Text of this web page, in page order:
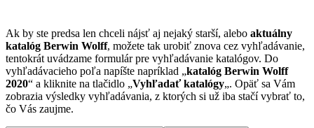
Ak by ste predsa len chceli nájsť aj nejaký starší, alebo aktuálny
katalóg Berwin Wolff, možete tak urobiť znova cez vyhľadávanie,
tentokrát uvádzame formulár pre vyhľadávanie katalógov. Do
vyhľadávacieho poľa napíšte napríklad „katalóg Berwin Wolff
2020“ a kliknite na tlačidlo „Vyhľadať katalógy„. Opäť sa Vám
zobrazia výsledky vyhľadávania, z ktorých si už iba stačí vybrať to,
čo Vás zaujme.